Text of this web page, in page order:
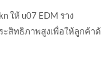
ให้ u07 EDM ราง
ทธิภาพสูงเพื่อให้ลูกค้า